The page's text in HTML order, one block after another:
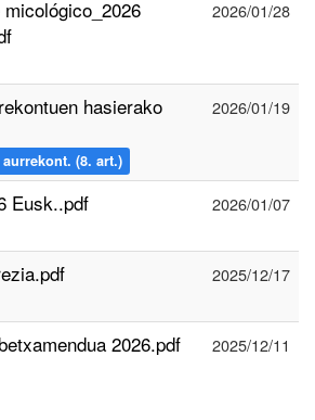
2026/01/28
hasierako
(8. art.)
2026/01/19
Eusk..pdf 2026/01/07
2025/12/17
2026.pdf 2025/12/11